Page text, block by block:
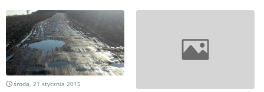
środa, 21 stycznia 2015